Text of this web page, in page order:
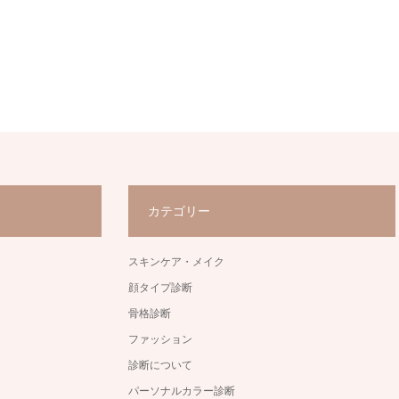
カテゴリー
スキンケア・メイク
顔タイプ診断
骨格診断
ファッション
診断について
パーソナルカラー診断